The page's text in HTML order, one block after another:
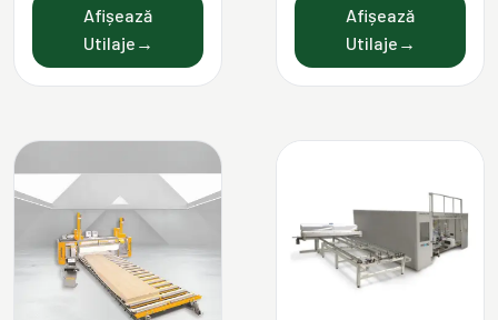
Afișează
Utilaje →
Afișează
Utilaje →